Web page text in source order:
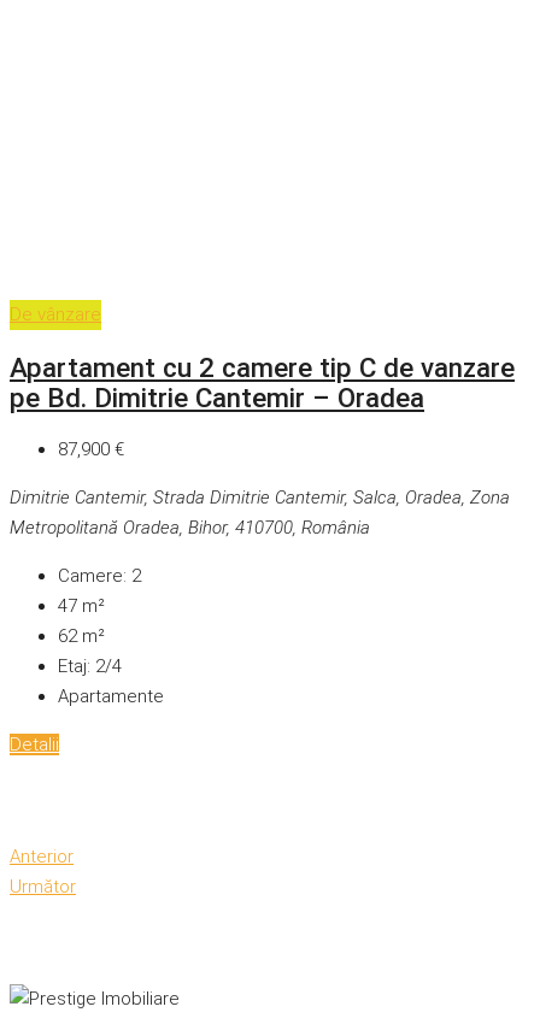
De vânzare
Apartament cu 2 camere tip C de vanzare
pe Bd. Dimitrie Cantemir – Oradea
87,900 €
Dimitrie Cantemir, Strada Dimitrie Cantemir, Salca, Oradea, Zona
Metropolitană Oradea, Bihor, 410700, România
Camere: 2
47 m²
62m²
Etaj: 2/4
Apartamente
Detalii
Anterior
Următor